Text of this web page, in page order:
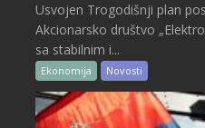
Usvojen Trogodišnji plan
Akcionarsko društvo
sa stabilnim i...
Ekonomija Novosti